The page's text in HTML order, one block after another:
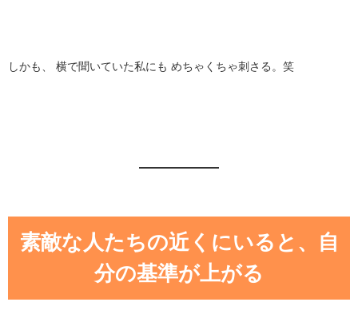
しかも、 横で聞いていた私にも めちゃくちゃ刺さる。笑
素敵な人たちの近くにいると、自
分の基準が上がる